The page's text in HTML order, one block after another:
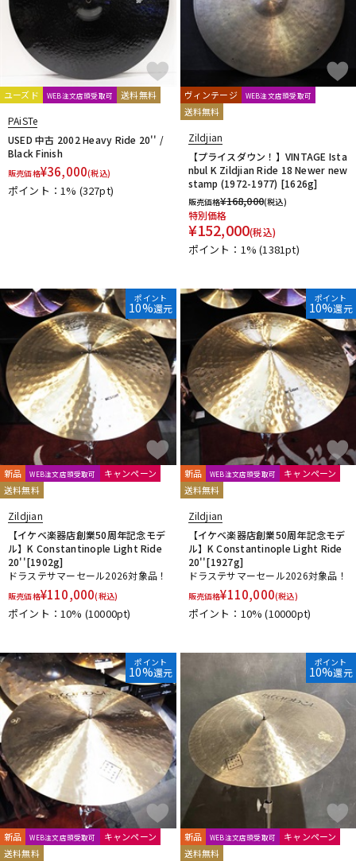
ユーズド WEB注文店頭受取可 送料無料
PAiSTe
USED 中古 2002 Heavy Ride 20'' /
Black Finish
販売価格¥36,000(税込)
ポイント：1% (327pt)
ヴィンテージ WEB注文店頭受取可
送料無料
Zildjian
【プライスダウン！】VINTAGE Ista
nbul K Zildjian Ride 18 Newer new
stamp (1972-1977) [1626g]
販売価格¥168,000(税込)
特別価格
¥152,000(税込)
ポイント：1%(1381pt)
ポイント
10%還元
新品 WEB注文店頭受取可
キャンペーン
送料無料
Zildjian
【イケベ楽器店創業50周年記念モデ
ル】K Constantinople Light Ride
20''[1902g]
ドラステサマーセール2026対象品！
販売価格¥110,000(税込)
ポイント：10% (10000pt)
ポイント
10%還元
新品 WEB注文店頭受取可
キャンペーン
送料無料
Zildjian
【イケベ楽器店創業50周年記念モデ
ル】K Constantinople Light Ride
20''[1927g]
ドラステサマーセール2026対象品！
販売価格¥110,000(税込)
ポイント：10%(10000pt)
ポイント
10%還元
新品 WEB注文店頭受取可
キャンペーン
送料無料
ポイント
10%還元
新品 WEB注文店頭受取可
キャンペーン
送料無料